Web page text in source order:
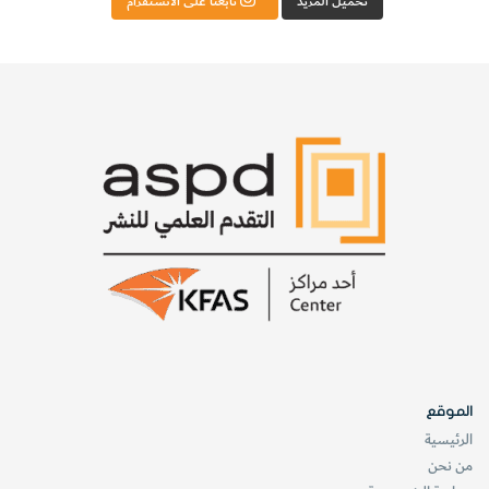
الكمومي للواقع من جهة وماذا يحدث حين تقاس الجسيمات في
ممكنتين لوجوده، أو أكثر. فيمكن لإلكترون، مثلا، أن يكون في حالة
تراكب لمواقع وسرعات وتوجهات مختلفة لسپينه(3) . ومع ذلك،
ففي أي وقت يقيس فيه العلماء واحدة من هذه الخصائص بدقة
يجدون نتيجة محددة ـ وجود عنصر واحد فقط من عناصر التراكب
وليس تركيبا منها. وكذلك فنحن لا نرى أبدا أجساما ماكروية في
هيئة تراكب. وتُختصر معضلة القياس إلى هذا السؤال: كيف
الموقع
الرئيسية
من نحن